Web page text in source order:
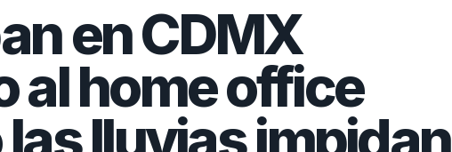
en CDMX
al home office